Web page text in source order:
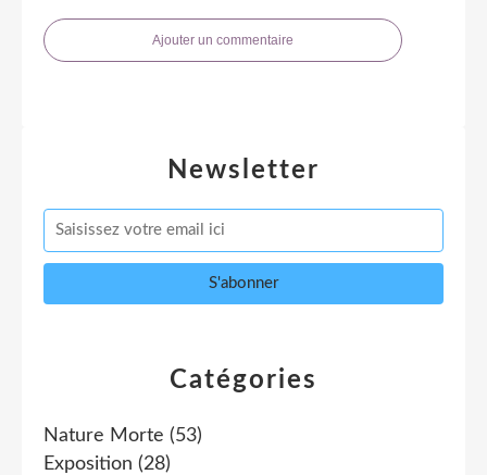
Ajouter un commentaire
Newsletter
Catégories
Nature Morte (53)
Exposition (28)